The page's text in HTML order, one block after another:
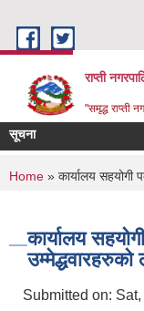
राप्ती
"समृद्ध राप्ती
सूचना
You are
Home » कार्यालय सहयोगी
कार्यालय
उम्मेद्धवारहरुको
Submitted on: